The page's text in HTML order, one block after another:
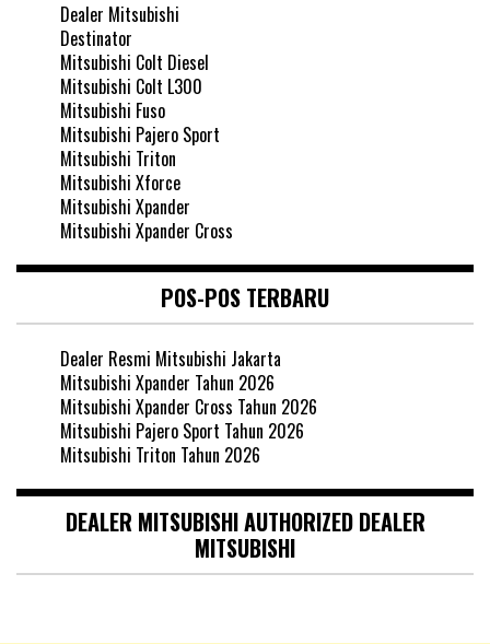
Dealer Mitsubishi
Destinator
Mitsubishi Colt Diesel
Mitsubishi Colt L300
Mitsubishi Fuso
Mitsubishi Pajero Sport
Mitsubishi Triton
Mitsubishi Xforce
Mitsubishi Xpander
Mitsubishi Xpander Cross
POS-POS TERBARU
Dealer Resmi Mitsubishi Jakarta
Mitsubishi Xpander Tahun 2026
Mitsubishi Xpander Cross Tahun 2026
Mitsubishi Pajero Sport Tahun 2026
Mitsubishi Triton Tahun 2026
DEALER MITSUBISHI AUTHORIZED DEALER
MITSUBISHI